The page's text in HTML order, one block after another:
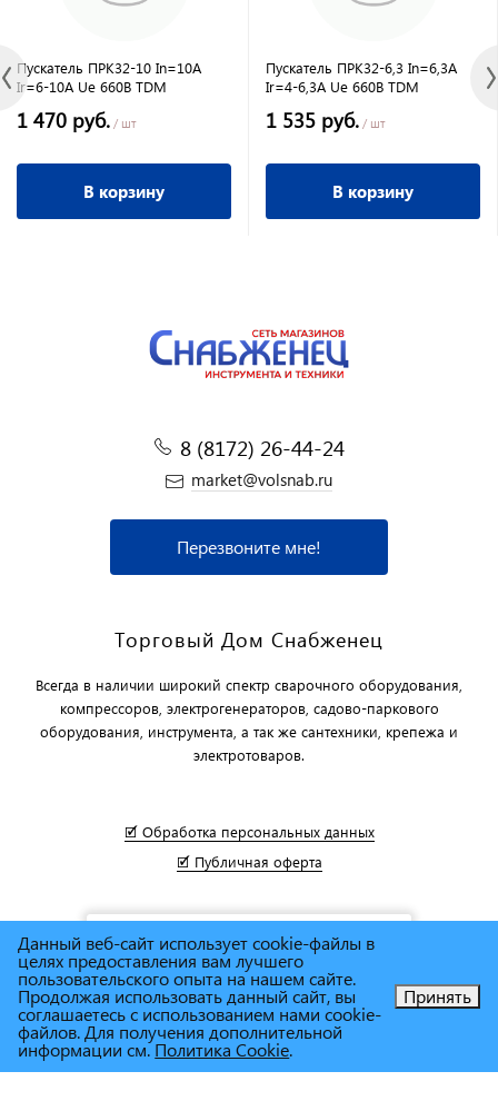
Пускатель ПРК32-10 In=10A
Ir=6-10A Ue 660В TDM
1 470 руб. / шт
В корзину
Пускатель ПРК32-6,3 In=6,3A
Ir=4-6,3A Ue 660В TDM
1 535 руб. / шт
В корзину
8 (8172) 26-44-24
market@volsnab.ru
Перезвоните мне!
Торговый Дом Снабженец
Всегда в наличии широкий спектр сварочного оборудования,
компрессоров, электрогенераторов, садово-паркового
оборудования, инструмента, а так же сантехники, крепежа и
электротоваров.
🗹 Обработка персональных данных
🗹 Публичная оферта
Позвоните нам!
Данный веб-сайт использует cookie-файлы в
целях предоставления вам лучшего
пользовательского опыта на нашем сайте.
Продолжая использовать данный сайт, вы
соглашаетесь с использованием нами cookie-
файлов. Для получения дополнительной
информации см.Политика Cookie.
Принять